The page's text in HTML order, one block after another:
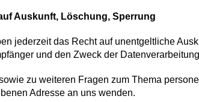
Auskunft, Löschung, Sperrung
jederzeit das Recht auf unentgeltliche
und den Zweck der
zu weiteren Fragen zum Thema
Adresse an uns wenden.